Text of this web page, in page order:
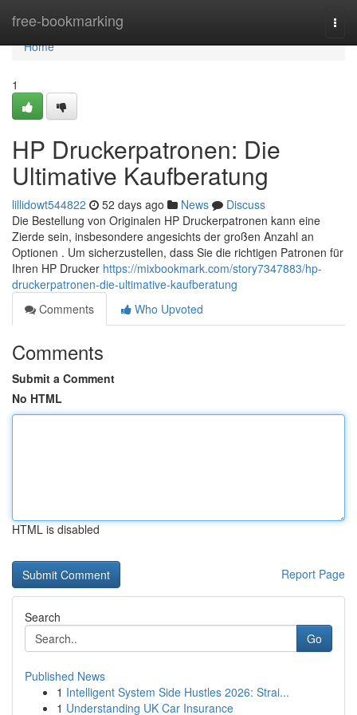
free-bookmarking
Home
Home
1
HP Druckerpatronen: Die
Ultimative Kaufberatung
lillidowt544822 52 days ago News
Discuss
Die Bestellung von Originalen HP Druckerpatronen kann eine
Zierde sein, insbesondere angesichts der großen Anzahl an
Optionen . Um sicherzustellen, dass Sie die richtigen Patronen für
Ihren HP Drucker https://mixbookmark.com/story7347883/hp-
druckerpatronen-die-ultimative-kaufberatung
Comments
Who Upvoted
Comments
Submit a Comment
No HTML
HTML is disabled
Report Page
Search
Go
Published News
1 Intelligent System Side Hustles 2026: Strai...
1 Understanding UK Car Insurance